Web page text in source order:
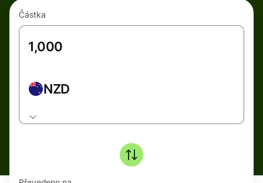
Částka
NZD